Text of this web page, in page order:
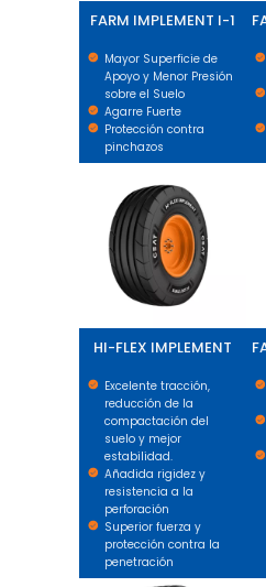
FARM IMPLEMENT I-1
Mayor Superficie de
Apoyo y Menor Presión
sobre el Suelo
Agarre Fuerte
Protección contra
pinchazos
HI-FLEX IMPLEMENT
Excelente tracción,
reducción de la
compactación del
suelo y mejor
estabilidad.
Añadida rigidez y
resistencia a la
perforación
Superior fuerza y
protección contra la
penetración